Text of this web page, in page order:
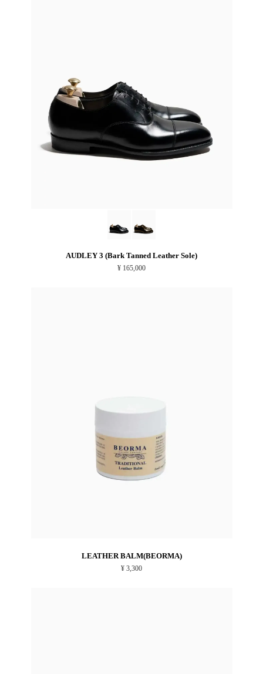
AUDLEY 3 (Bark Tanned Leather Sole)
¥ 165,000
LEATHER BALM(BEORMA)
¥ 3,300